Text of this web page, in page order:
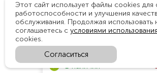
Болт М12*1,25-Н30*50
Арт:Болт М12*1,25-
Этот сайт использует файлы cookies для
работоспособности и улучшения
обслуживания. Продолжая использовать
соглашаетесь с условиями использования
cookies.
Согласиться